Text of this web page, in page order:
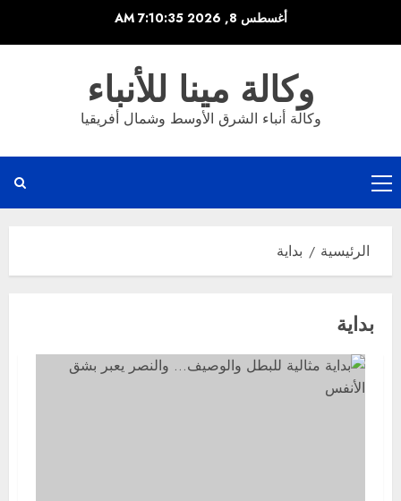
أغسطس 8, 2026 7:10:35 AM
وكالة مينا للأنباء
وكالة أنباء الشرق الأوسط وشمال أفريقيا
القائمة
الرئيسية
الرئيسية بداية
بداية